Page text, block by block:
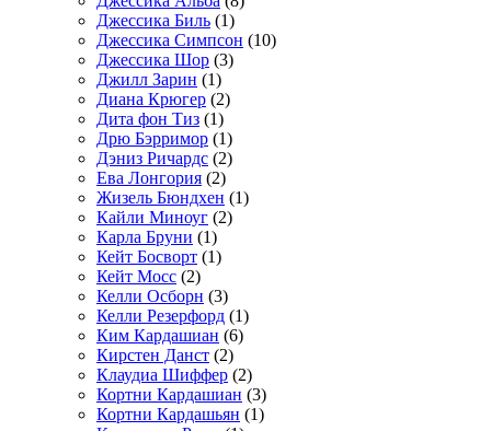
Джессика Биль (1)
Джессика Симпсон (10)
Джессика Шор (3)
Джилл Зарин (1)
Диана Крюгер (2)
Дита фон Тиз (1)
Дрю Бэрримор (1)
Дэниз Ричардс (2)
Ева Лонгория (2)
Жизель Бюндхен (1)
Кайли Миноуг (2)
Карла Бруни (1)
Кейт Босворт (1)
Кейт Мосс (2)
Келли Осборн (3)
Келли Резерфорд (1)
Ким Кардашиан (6)
Кирстен Данст (2)
Клаудиа Шиффер (2)
Кортни Кардашиан (3)
Кортни Кардашьян (1)